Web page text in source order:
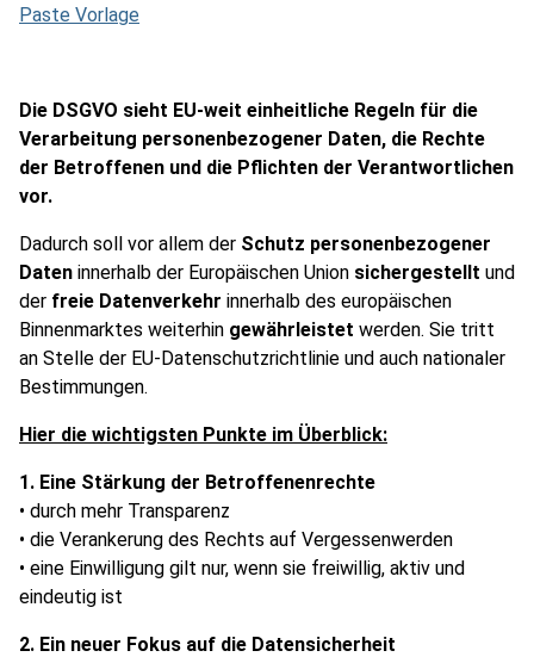
Paste Vorlage
Die DSGVO sieht EU-weit einheitliche Regeln für die
Verarbeitung personenbezogener Daten, die Rechte
der Betroffenen und die Pflichten der Verantwortlichen
vor.
Dadurch soll vor allem der Schutz personenbezogener
Daten innerhalb der Europäischen Union sichergestellt und
der freie Datenverkehr innerhalb des europäischen
Binnenmarktes weiterhin gewährleistet werden. Sie tritt
an Stelle der EU-Datenschutzrichtlinie und auch nationaler
Bestimmungen.
Hier die wichtigsten Punkte im Überblick:
1. Eine Stärkung der Betroffenenrechte
• durch mehr Transparenz
• die Verankerung des Rechts auf Vergessenwerden
• eine Einwilligung gilt nur, wenn sie freiwillig, aktiv und
eindeutig ist
2. Ein neuer Fokus auf die Datensicherheit